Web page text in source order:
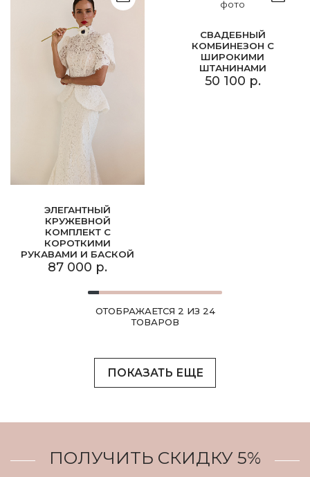
ЭЛЕГАНТНЫЙ
КРУЖЕВНОЙ
КОМПЛЕКТ С
КОРОТКИМИ
РУКАВАМИ И БАСКОЙ
87 000 р.
СВАДЕБНЫЙ
КОМБИНЕЗОН С
ШИРОКИМИ
ШТАНИНАМИ
50 100 р.
ОТОБРАЖАЕТСЯ 2 ИЗ 24
ТОВАРОВ
ПОКАЗАТЬ ЕЩЕ
ПОЛУЧИТЬ СКИДКУ 5%